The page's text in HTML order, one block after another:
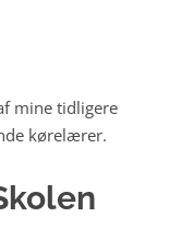
mine tidligere
kørelærer.